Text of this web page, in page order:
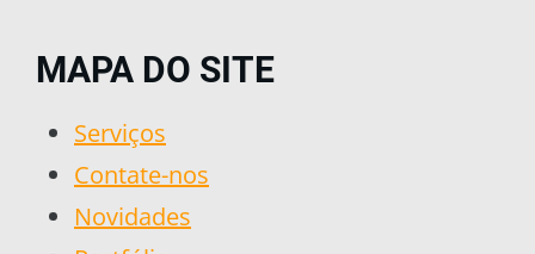
MAPA DO SITE
Serviços
Contate-nos
Novidades